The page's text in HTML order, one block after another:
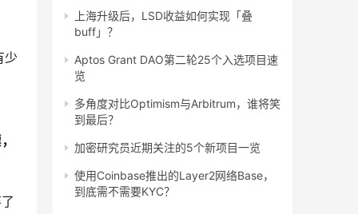
少
上海升级后，LSD收益如何实现「叠
buff」？
Aptos Grant DAO第二轮25个入选项目速
览
多角度对比Optimism与Arbitrum，谁将笑
到最后？
加密研究员近期关注的5个新项目一览
使用Coinbase推出的Layer2网络Base，
到底需不需要KYC？